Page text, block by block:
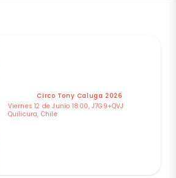
Circo Tony Caluga 2026
Viernes 12 de Junio 18:00, J7G9+QVJ
Quilicura, Chile